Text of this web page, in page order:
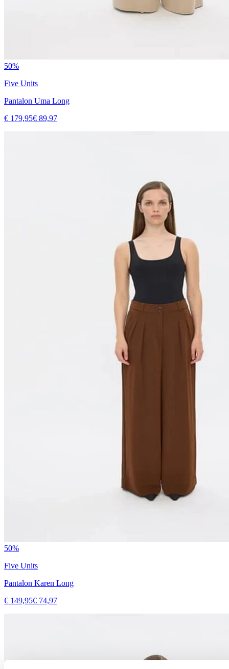
50%
Five Units
Pantalon Uma Long
€ 179,95€ 89,97
50%
Five Units
Pantalon Karen Long
€ 149,95€ 74,97